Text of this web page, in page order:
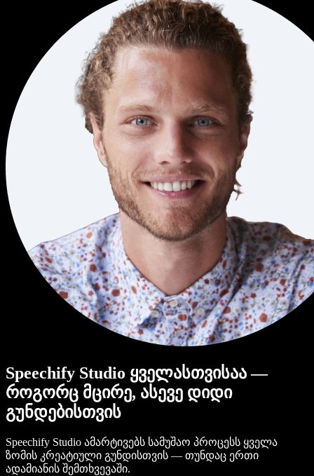
Speechify Studio ყველასთვისაა —
როგორც მცირე, ასევე დიდი
გუნდებისთვის
Speechify Studio ამარტივებს სამუშაო პროცესს ყველა
ზომის კრეატიული გუნდისთვის — თუნდაც ერთი
ადამიანის შემთხვევაში.